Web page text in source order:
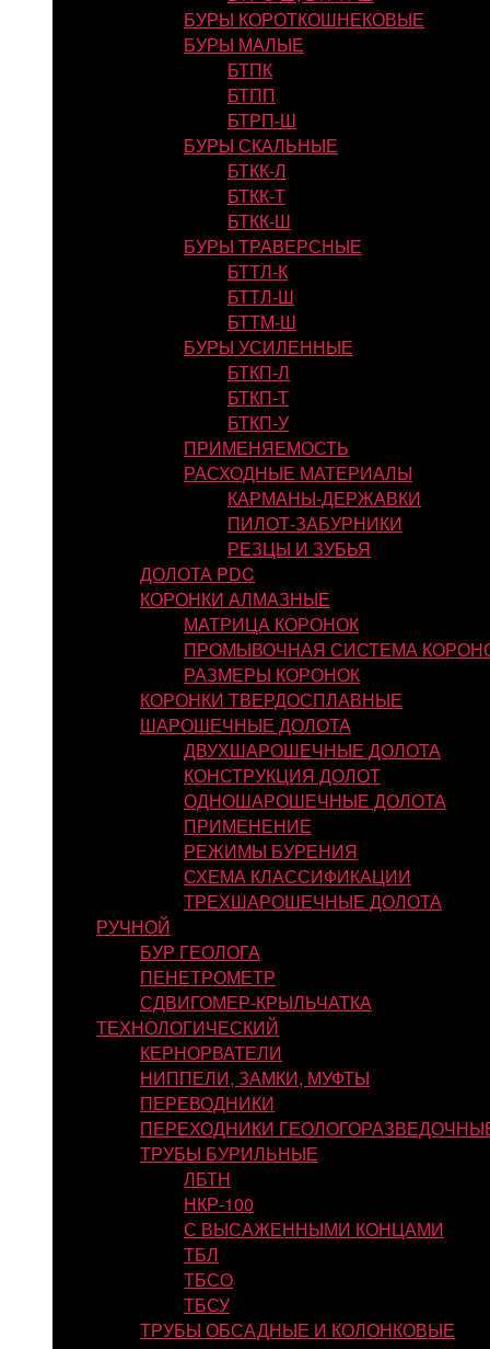
БУРЫ КОРОТКОШНЕКОВЫЕ
БУРЫ МАЛЫЕ
БТПК
БТПП
БТРП-Ш
БУРЫ СКАЛЬНЫЕ
БТКК-Л
БТКК-Т
БТКК-Ш
БУРЫ ТРАВЕРСНЫЕ
БТТЛ-К
БТТЛ-Ш
БТТМ-Ш
БУРЫ УСИЛЕННЫЕ
БТКП-Л
БТКП-Т
БТКП-У
ПРИМЕНЯЕМОСТЬ
РАСХОДНЫЕ МАТЕРИАЛЫ
КАРМАНЫ-ДЕРЖАВКИ
ПИЛОТ-ЗАБУРНИКИ
РЕЗЦЫ И ЗУБЬЯ
ДОЛОТА PDC
КОРОНКИ АЛМАЗНЫЕ
МАТРИЦА КОРОНОК
ПРОМЫВОЧНАЯ СИСТЕМА
РАЗМЕРЫ КОРОНОК
КОРОНКИ ТВЕРДОСПЛАВНЫЕ
ШАРОШЕЧНЫЕ ДОЛОТА
ДВУХШАРОШЕЧНЫЕ ДОЛОТА
КОНСТРУКЦИЯ ДОЛОТ
ОДНОШАРОШЕЧНЫЕ ДОЛОТА
ПРИМЕНЕНИЕ
РЕЖИМЫ БУРЕНИЯ
СХЕМА КЛАССИФИКАЦИИ
ТРЕХШАРОШЕЧНЫЕ ДОЛОТА
РУЧНОЙ
БУР ГЕОЛОГА
ПЕНЕТРОМЕТР
СДВИГОМЕР-КРЫЛЬЧАТКА
ТЕХНОЛОГИЧЕСКИЙ
КЕРНОРВАТЕЛИ
НИППЕЛИ, ЗАМКИ, МУФТЫ
ПЕРЕВОДНИКИ
ПЕРЕХОДНИКИ
ТРУБЫ БУРИЛЬНЫЕ
ЛБТН
НКР-100
С ВЫСАЖЕННЫМИ КОНЦАМИ
ТБЛ
ТБСО
ТБСУ
ТРУБЫ ОБСАДНЫЕ И КОЛОНКОВЫЕ